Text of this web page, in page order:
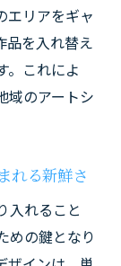
エリアをギャ
品を入れ替え
。これによ
域のアートシ
れる新鮮さ
入れること
めの鍵となり